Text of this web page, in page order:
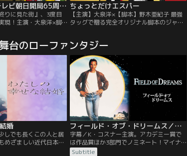
終りに見た街 テレビ朝日開局65周年…
りに見た街』、3度目
現！主演・大泉洋×脚
朝日開局65周年記念
令和版としてよみがえ
たる終戦80年、令和を
時下をどう生き抜く
結末とは…。
ちょっとだけエスパー
【主演】大泉洋×【脚本】野木亜紀子 最強
タッグで贈る完全オリジナル脚本のジャパ
っとだけエスパー”になって世界を救う！彼
に課された不条理で不可解なルールは“人を
愛してはならない” 愛とは、仲間とは、世
界を救うとは…？“ちょっとだけエスパ
ー”になった男が織りなす≪SFラブロマン
ス≫が開幕！
台のローファンタジー
婚
しでも長くこの人と居
めざましい近代日本。
フィールド・オブ・ドリームス／字幕【ケビン・コスナー主演】
字幕／K・コスナー主演。アカデミー賞で
は作品賞ほか3部門でノミネート！マイナ
ーリーグの選手だった父親から、野球の話
Subtitle